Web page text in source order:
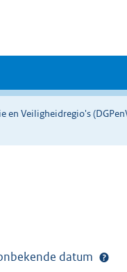
en Veiligheidregio's
datum